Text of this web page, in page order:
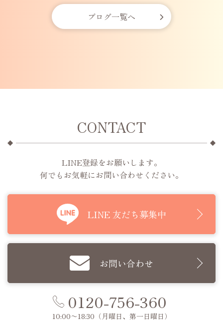
ブログ一覧へ
CONTACT
LINE登録をお願いします。
何でもお気軽にお問い合わせください。
LINE 友だち募集中
お問い合わせ
0120-756-360
10:00〜18:30 （月曜日、第一日曜日）